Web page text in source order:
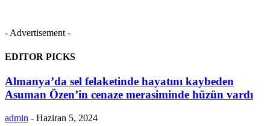
- Advertisement -
EDITOR PICKS
Almanya’da sel felaketinde hayatını kaybeden
Asuman Özen’in cenaze merasiminde hüzün vardı
admin - Haziran 5, 2024